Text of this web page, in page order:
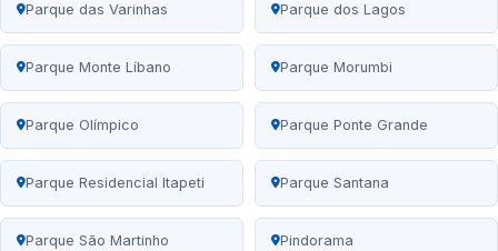
Parque das Varinhas Parque dos Lagos
Parque Monte Líbano Parque Morumbi
Parque Olímpico Parque Ponte Grande
Parque Residencial Itapeti Parque Santana
Parque São Martinho Pindorama